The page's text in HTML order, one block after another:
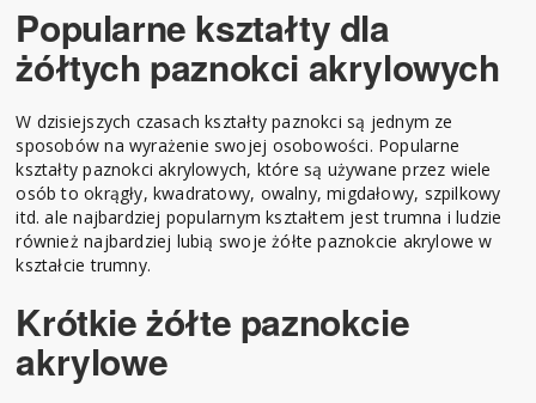
Popularne kształty dla
żółtych paznokci akrylowych
W dzisiejszych czasach kształty paznokci są jednym ze
sposobów na wyrażenie swojej osobowości. Popularne
kształty paznokci akrylowych, które są używane przez wiele
osób to okrągły, kwadratowy, owalny, migdałowy, szpilkowy
itd. ale najbardziej popularnym kształtem jest trumna i ludzie
również najbardziej lubią swoje żółte paznokcie akrylowe w
kształcie trumny.
Krótkie żółte paznokcie
akrylowe